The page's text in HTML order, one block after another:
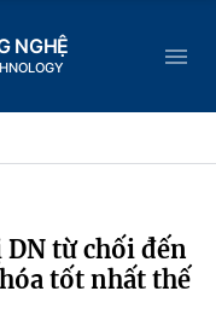
NGHỆ
từ chối đến
tốt nhất thế